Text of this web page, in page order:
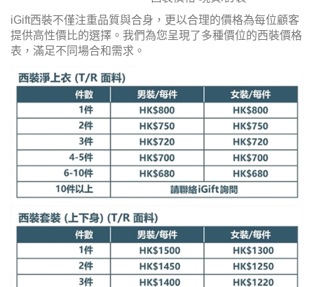
iGift西裝不僅注重品質與合身，更以合理的價格為每位顧客
提供高性價比的選擇。我們為您呈現了多種價位的西裝價格
表，滿足不同場合和需求。